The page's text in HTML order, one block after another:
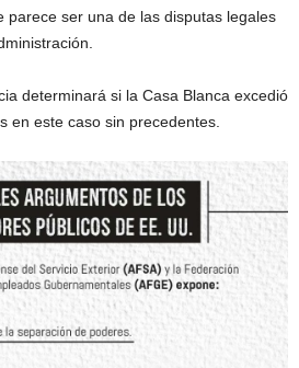
parece ser una de las disputas legales
determinará si la Casa Blanca excedió
en este caso sin precedentes.